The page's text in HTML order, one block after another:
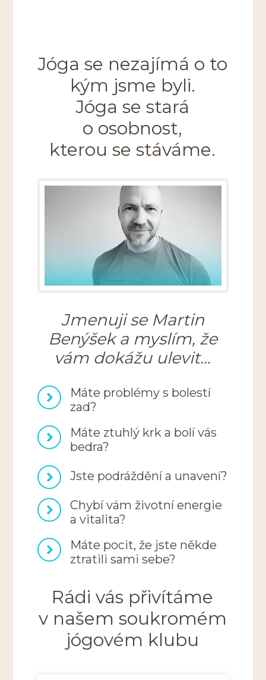
Jóga se nezajímá o to
kým jsme byli.
Jóga se stará
o osobnost,
kterou se stáváme.
Jmenuji se Martin
Benýšek a myslím, že
vám dokážu ulevit...
Máte problémy s bolestí
zad?
Máte ztuhlý krk a bolí vás
bedra?
Jste podráždění a unavení?
Chybí vám životní energie
a vitalita?
Máte pocit, že jste někde
ztratili sami sebe?
Rádi vás přivítáme
v našem soukromém
jógovém klubu